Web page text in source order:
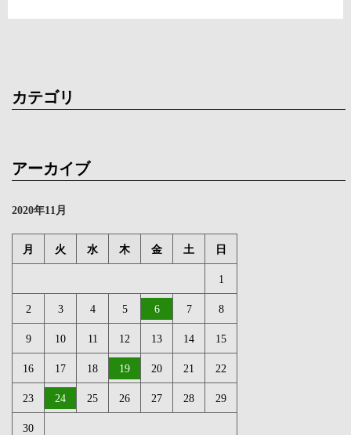
全
20
し
ま
カテゴリ
アーカイブ
2020年11月
月 火 水 木 金 土 日
1
2 3 4 5 6 7 8
9 10 11 12 13 14 15
16 17 18 19 20 21 22
23 24 25 26 27 28 29
30